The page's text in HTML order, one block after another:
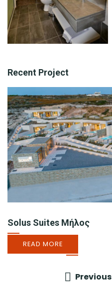
Recent Project
Previous
Solus Suites Μήλος
READ MORE